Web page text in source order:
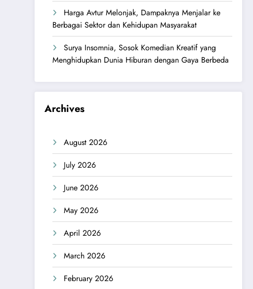
Harga Avtur Melonjak, Dampaknya Menjalar ke
Berbagai Sektor dan Kehidupan Masyarakat
Surya Insomnia, Sosok Komedian Kreatif yang
Menghidupkan Dunia Hiburan dengan Gaya Berbeda
Archives
August 2026
July 2026
June 2026
May 2026
April 2026
March 2026
February 2026